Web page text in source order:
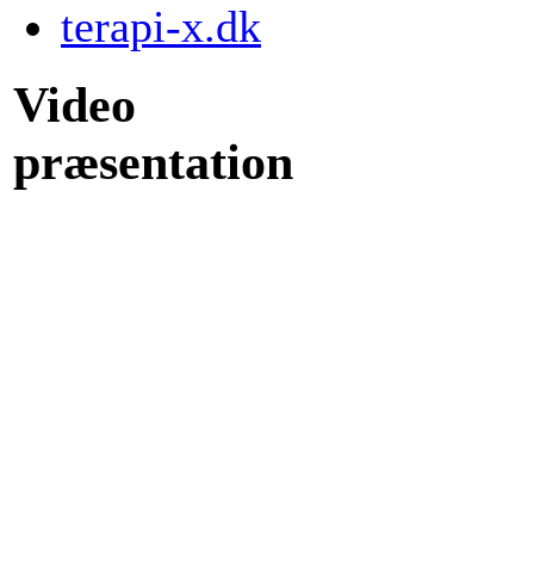
terapi-x.dk
Video
præsentation